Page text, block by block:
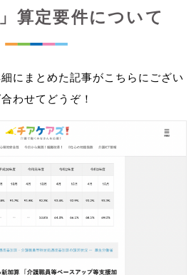
算定要件について
にまとめた記事がこちらにござい
わせてどうぞ！